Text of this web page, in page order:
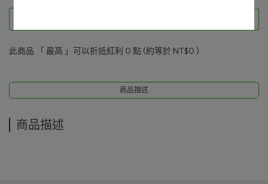
此商品 「 最高 」可以折抵紅利 0 點 (約等於 NT$0 )
商品描述
商品描述